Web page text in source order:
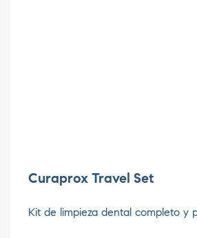
Curaprox Travel Set
Kit de limpieza dental completo y